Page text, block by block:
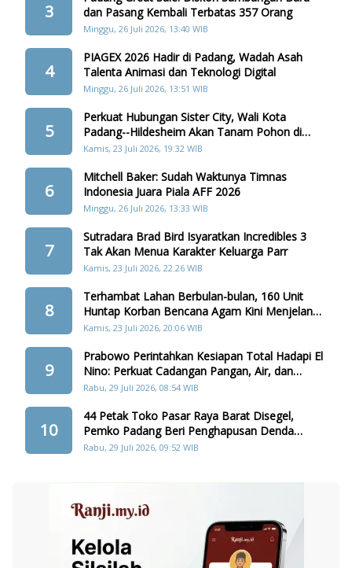
3
dan Pasang Kembali Terbatas 357 Orang
Minggu, 26 Juli 2026, 13:40 WIB
4
PIAGEX 2026 Hadir di Padang, Wadah Asah
Talenta Animasi dan Teknologi Digital
Minggu, 26 Juli 2026, 13:51 WIB
5
Perkuat Hubungan Sister City, Wali Kota
Padang--Hildesheim Akan Tanam Pohon di
Batang Arau
Kamis, 23 Juli 2026, 19:32 WIB
6
Mitchell Baker: Sudah Waktunya Timnas
Indonesia Juara Piala AFF 2026
Minggu, 26 Juli 2026, 13:33 WIB
7
Sutradara Brad Bird Isyaratkan Incredibles 3
Tak Akan Menua Karakter Keluarga Parr
Kamis, 23 Juli 2026, 22:26 WIB
8
Terhambat Lahan Berbulan-bulan, 160 Unit
Huntap Korban Bencana Agam Kini Menjelang
Realisasi
Kamis, 23 Juli 2026, 20:06 WIB
9
Prabowo Perintahkan Kesiapan Total Hadapi El
Nino: Perkuat Cadangan Pangan, Air, dan
Teknologi
Rabu, 29 Juli 2026, 08:54 WIB
10
44 Petak Toko Pasar Raya Barat Disegel,
Pemko Padang Beri Penghapusan Denda
Retribusi
Rabu, 29 Juli 2026, 09:52 WIB